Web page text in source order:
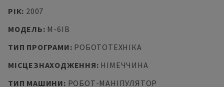
РІК: 2007
МОДЕЛЬ: M-6IB
ТИП ПРОГРАМИ: РОБОТОТЕХНІКА
МІСЦЕЗНАХОДЖЕННЯ: НІМЕЧЧИНА
ТИП МАШИНИ: РОБОТ-МАНІПУЛЯТОР